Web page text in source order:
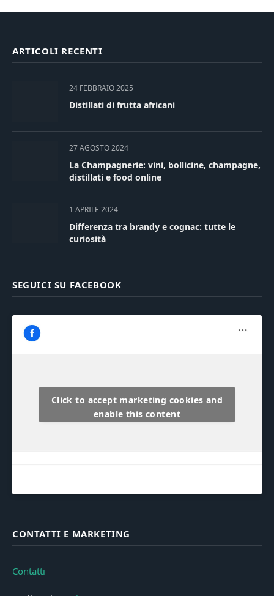
ARTICOLI RECENTI
24 FEBBRAIO 2025
Distillati di frutta africani
27 AGOSTO 2024
La Champagnerie: vini, bollicine, champagne,
distillati e food online
1 APRILE 2024
Differenza tra brandy e cognac: tutte le
curiosità
SEGUICI SU FACEBOOK
Click to accept marketing cookies and
enable this content
CONTATTI E MARKETING
Contatti